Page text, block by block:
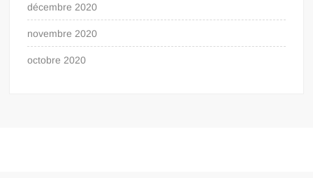
décembre 2020
novembre 2020
octobre 2020